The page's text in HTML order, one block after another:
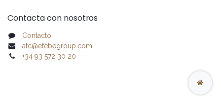
Contacta con nosotros
Contacto
atc@efebegroup.com
+34 93 572 30 20